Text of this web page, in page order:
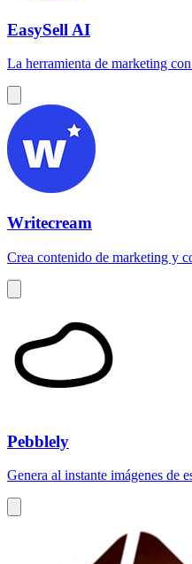
EasySell AI
La herramienta de marketing
Writecream
Crea contenido de marketing y
Pebblely
Genera al instante imágenes de